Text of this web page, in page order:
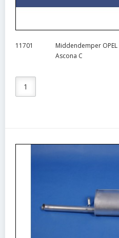
11701
Middendemper OPEL
Ascona C